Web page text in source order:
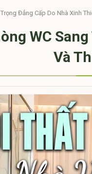
Đẳng Cấp Do Nhà Xinh
WC
Và